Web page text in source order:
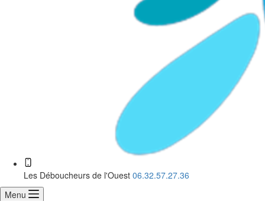
Les Déboucheurs de l'Ouest 06.32.57.27.36
Menu